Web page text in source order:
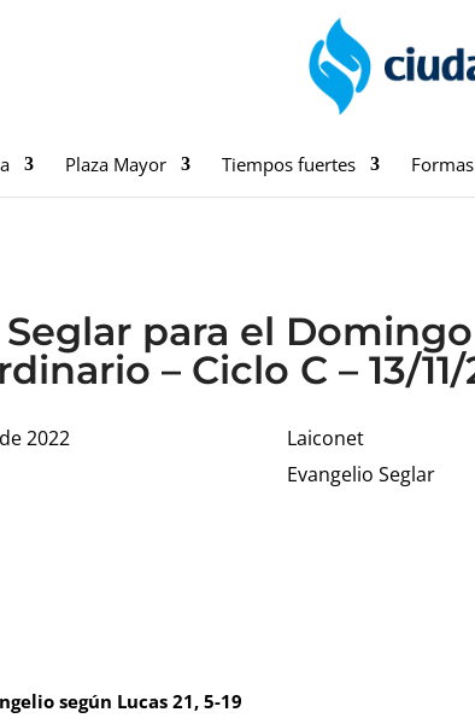
Plaza Mayor Tiempos fuertes
para el
– Ciclo C – 13/
2022
Laiconet
Evangelio Seglar
según Lucas 21, 5-19